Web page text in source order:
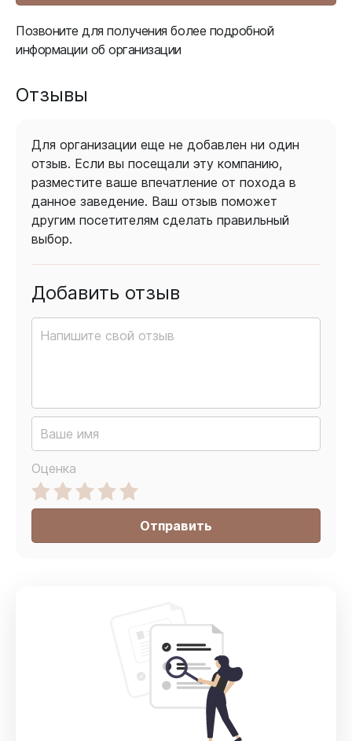
Позвоните для получения более подробной
информации об организации
Отзывы
Для организации еще не добавлен ни один
отзыв. Если вы посещали эту компанию,
разместите ваше впечатление от похода в
данное заведение. Ваш отзыв поможет
другим посетителям сделать правильный
выбор.
Добавить отзыв
Оценка
Отправить